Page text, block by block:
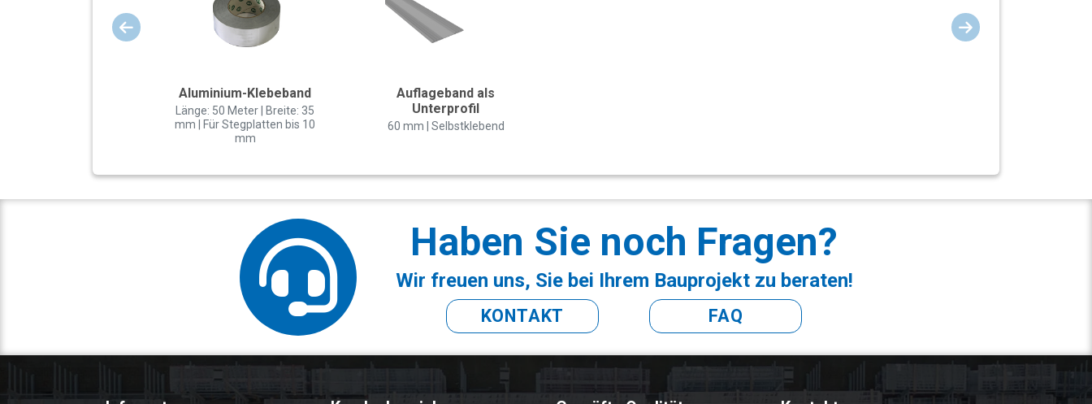
Aluminium-Klebeband
Länge: 50 Meter | Breite: 35
mm | Für Stegplatten bis 10
mm
Auflageband als
Unterprofil
60 mm | Selbstklebend
Haben Sie noch Fragen?
Wir freuen uns, Sie bei Ihrem Bauprojekt zu beraten!
KONTAKT FAQ